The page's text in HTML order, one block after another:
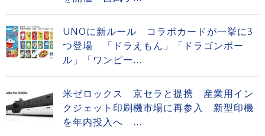
UNOに新ルール コラボカードが一挙に3
つ登場 「ドラえもん」「ドラゴンボー
ル」「ワンピー...
米ゼロックス 京セラと提携 産業用イン
クジェット印刷機市場に再参入 新型印機
を年内投入へ ...